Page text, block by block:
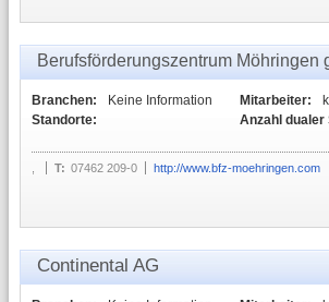
Berufsförderungszentrum
Branchen:
Keine Information
Standorte:
Mitarbeiter:
Anzahl dualer
T: 07462 209-0 http://www.bfz-moehringen.com
Continental AG